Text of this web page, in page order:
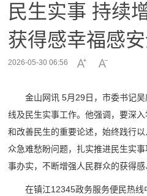
民生实事 持续
获得感幸福感
2026-05-30 06:56
金山网讯 5月29日，市委书记
线及民生实事工作。他强调，要深
和改善民生的重要论述，始终践行
众急难愁盼问题，扎实推进民生实
事办实，不断增强人民群众的获得感
在镇江12345政务服务便民热